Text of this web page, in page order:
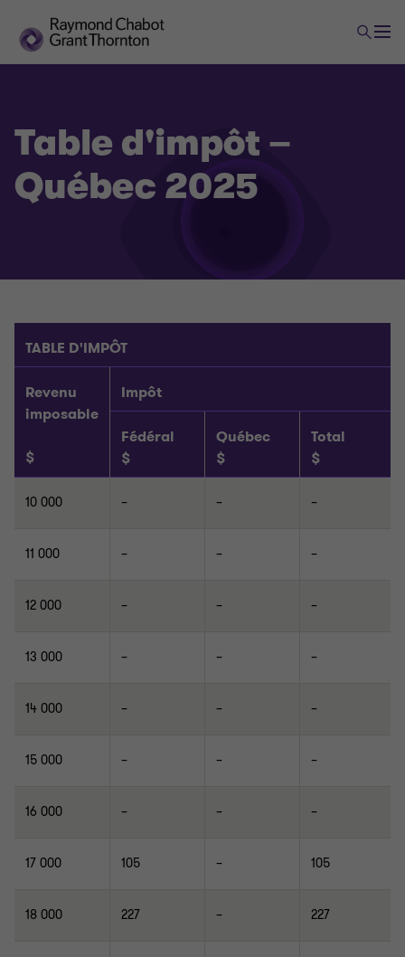
Table d'impôt –
Québec 2025
TABLE D'IMPÔT
Revenu
imposable
$
Impôt
Fédéral
$
Québec
$
Total
$
10 000 – – –
11 000 – – –
12 000 – – –
13 000 – – –
14 000 – – –
15 000 – – –
16 000 – – –
17 000 105 – 105
18 000 227 – 227